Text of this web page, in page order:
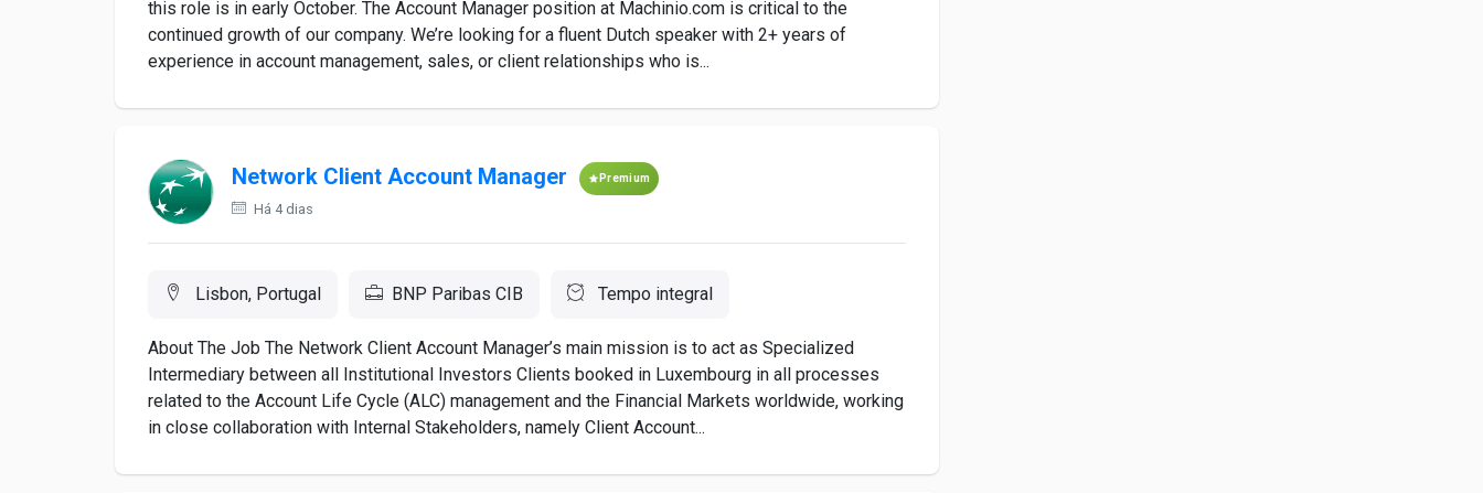
this role is in early October. The Account Manager position at Machinio.com is critical to the
continued growth of our company. We’re looking for a fluent Dutch speaker with 2+ years of
experience in account management, sales, or client relationships who is...
Network Client Account Manager Premium
Há 4 dias
Lisbon, Portugal BNP Paribas CIB Tempo integral
About The Job The Network Client Account Manager’s main mission is to act as Specialized
Intermediary between all Institutional Investors Clients booked in Luxembourg in all processes
related to the Account Life Cycle (ALC) management and the Financial Markets worldwide, working
in close collaboration with Internal Stakeholders, namely Client Account...